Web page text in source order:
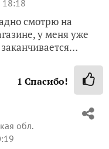
18:18
смотрю на
у меня уже
1 Спасибо!
обл.